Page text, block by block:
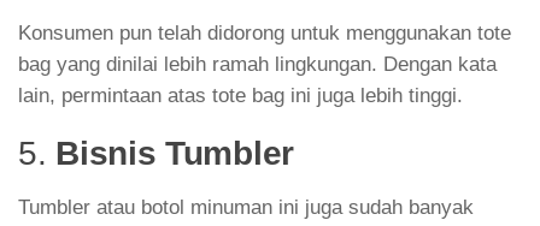
Konsumen pun telah didorong untuk menggunakan tote
bag yang dinilai lebih ramah lingkungan. Dengan kata
lain, permintaan atas tote bag ini juga lebih tinggi.
5. Bisnis Tumbler
Tumbler atau botol minuman ini juga sudah banyak